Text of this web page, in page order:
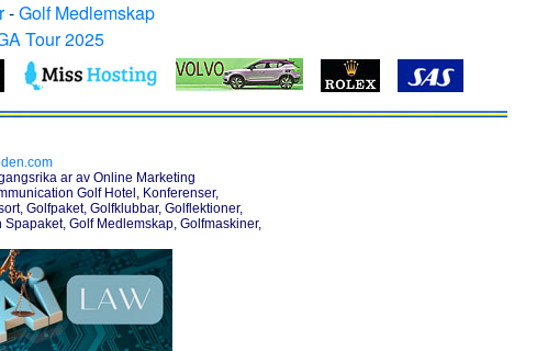
-Golf Medlemskap
Tour 2025
ar av Online Marketing
Golf Hotel, Konferenser,
Golfpaket, Golfklubbar, Golflektioner,
Spapaket, Golf Medlemskap, Golfmaskiner,